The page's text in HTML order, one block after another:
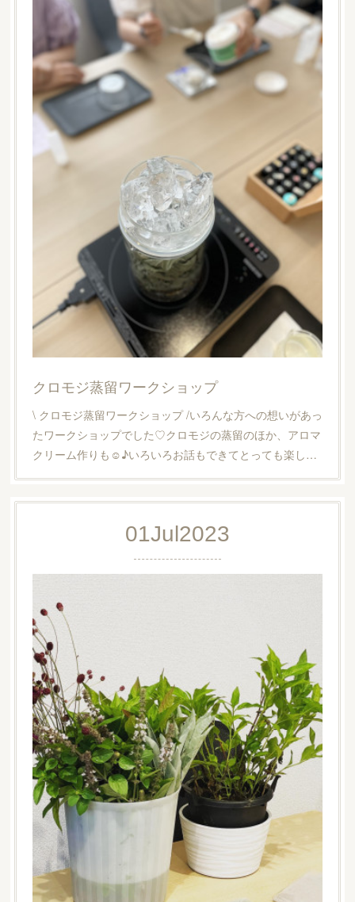
クロモジ蒸留ワークショップ
\ クロモジ蒸留ワークショップ /いろんな方への想いがあっ
たワークショップでした♡クロモジの蒸留のほか、アロマ
クリーム作りも☺︎♪いろいろお話もできてとっても楽し…
01Jul2023